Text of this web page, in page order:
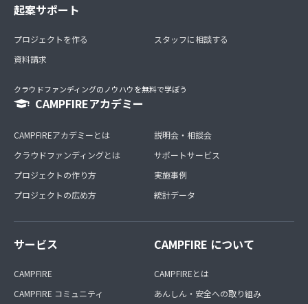
起案サポート
プロジェクトを作る
資料請求
スタッフに相談する
クラウドファンディングのノウハウを無料で学ぼう
CAMPFIREアカデミー
CAMPFIREアカデミーとは
クラウドファンディングとは
プロジェクトの作り方
プロジェクトの広め方
説明会・相談会
サポートサービス
実施事例
統計データ
サービス
CAMPFIRE
CAMPFIRE コミュニティ
CAMPFIRE について
CAMPFIREとは
あんしん・安全への取り組み